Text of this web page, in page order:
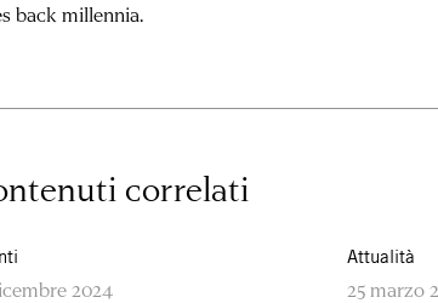
back millennia.
correlati
2024
Attualità
25 marzo